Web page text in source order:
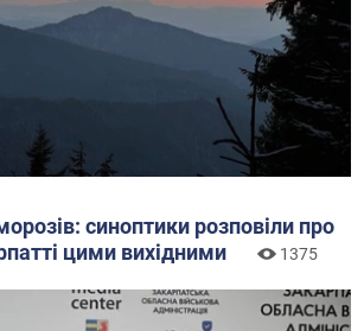
синоптики розповіли про
цими вихідними
1375